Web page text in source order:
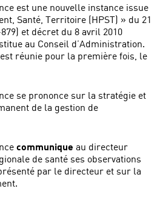
est une nouvelle instance issue
Santé, Territoire (HPST) » du 21
et décret du 8 avril 2010
au Conseil d’Administration.
réunie pour la première fois, le
se prononce sur la stratégie et
de la gestion de
communique au directeur
de santé ses observations
par le directeur et sur la